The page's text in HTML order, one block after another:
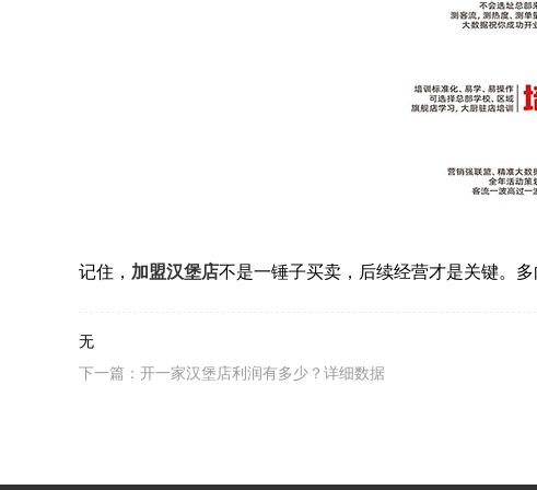
记住， 加盟汉堡店不是一锤子买卖，后续经营才是关键。
无
下一篇：开一家汉堡店利润有多少？详细数据